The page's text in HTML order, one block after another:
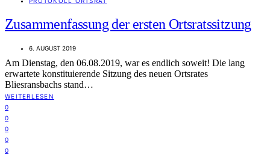
Zusammenfassung der ersten Ortsratssitzung
6. AUGUST 2019
Am Dienstag, den 06.08.2019, war es endlich soweit! Die lang
erwartete konstituierende Sitzung des neuen Ortsrates
Bliesransbachs stand…
WEITERLESEN
0
0
0
0
0